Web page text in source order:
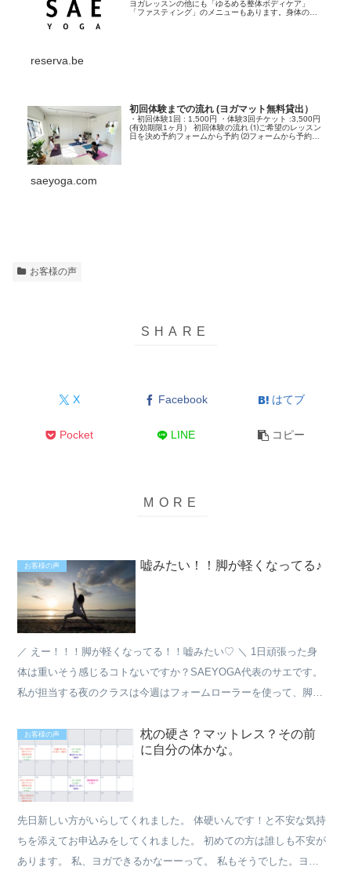
ヨガレッスンの他にも「ゆるめる整体ボディケア」
「ファスティング」のメニューもあります。身体の内
reserva.be
初回体験までの流れ (ヨガマット無料貸出）
・初回体験1回 : 1,500円 ・体験3回チケット :3,500円
(有効期限1ヶ月） 初回体験の流れ ⑴ご希望のレッスン
日を決め予約フォームから予約 ⑵フォームから予約完
saeyoga.com
お客様の声
X Facebook はてブ
Pocket LINE コピー
お客様の声 嘘みたい！！脚が軽くなってる♪
／ えー！！！脚が軽くなってる！！嘘みたい♡ ＼ 1日頑張った身
体は重いそう感じるコトないですか？SAEYOGA代表のサエです。
私が担当する夜のクラスは今週はフォームローラーを使って、脚や
お客様の声
枕の硬さ？マットレス？その前
に自分の体かな。
先日新しい方がいらしてくれました。 体硬いんです！と不安な気持
ちを添えてお申込みをしてくれました。 初めての方は誰しも不安が
あります。 私、ヨガできるかなーーって。 私もそうでした。ヨガ